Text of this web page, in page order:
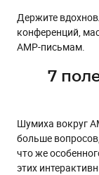
#4. Что
#7.
писем
Держите
конференций,
AMP-письмам.
7
Шумиха вокруг
больше
что же
этих